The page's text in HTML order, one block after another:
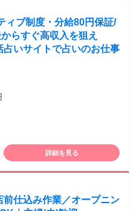
ィブ制度・分給80円保証/
らすぐ高収入を狙え
いサイトで占いのお仕事
詳細を見る
仕込み作業／オープニン